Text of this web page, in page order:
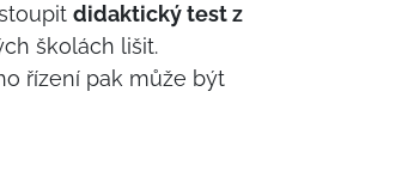
didaktický test z
školách lišit.
řízení pak může být